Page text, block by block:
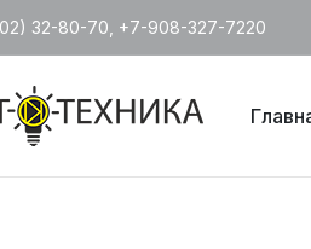
32-80-70, +7-908-327-7220